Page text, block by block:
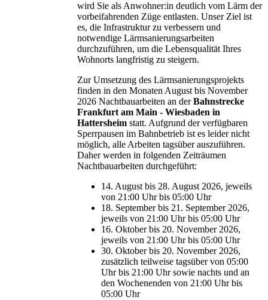
wird Sie als Anwohner:in deutlich vom Lärm der
vorbeifahrenden Züge entlasten. Unser Ziel ist
es, die Infrastruktur zu verbessern und
notwendige Lärmsanierungsarbeiten
durchzuführen, um die Lebensqualität Ihres
Wohnorts langfristig zu steigern.
Zur Umsetzung des Lärmsanierungsprojekts
finden in den Monaten August bis November
2026 Nachtbauarbeiten an derBahnstrecke
Frankfurt am Main - Wiesbaden in
Hattersheimstatt. Aufgrund der verfügbaren
Sperrpausen im Bahnbetrieb ist es leider nicht
möglich, alle Arbeiten tagsüber auszuführen.
Daher werden in folgenden Zeiträumen
Nachtbauarbeiten durchgeführt:
14. August bis 28. August 2026, jeweils
von 21:00 Uhr bis 05:00 Uhr
18. September bis 21. September 2026,
jeweils von 21:00 Uhr bis 05:00 Uhr
16. Oktober bis 20. November 2026,
jeweils von 21:00 Uhr bis 05:00 Uhr
30. Oktober bis 20. November 2026,
zusätzlich teilweise tagsüber von 05:00
Uhr bis 21:00 Uhr sowie nachts und an
den Wochenenden von 21:00 Uhr bis
05:00 Uhr